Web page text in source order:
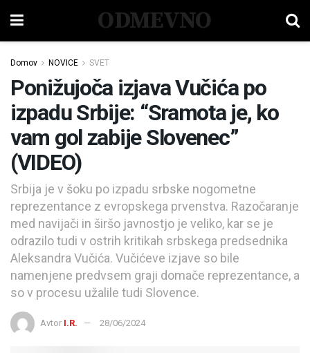
ODMEVNO
Domov NOVICE SVET
Ponižujoča izjava Vučića po
izpadu Srbije: “Sramota je, ko
vam gol zabije Slovenec”
(VIDEO)
Srbija je v šoku po izpadu srbske nogometne
reprezentance z evropskega prvenstva. Razočaranje
med navijači in širšo javnostjo je veliko, kar se je
odrazilo tudi v ostrih kritikah srbskega predsednika
Aleksandra Vučića. Vučićeve izjave so bile
namenjene predvsem graji domače reprezentance, a
so v procesu užalile tudi Slovence.
Avtor I.R. 28/06/2024